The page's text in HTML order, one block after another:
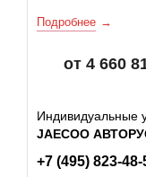
Подробнее
от 4 660
Индивидуальные
JAECOO
+7 (495) 823-48-